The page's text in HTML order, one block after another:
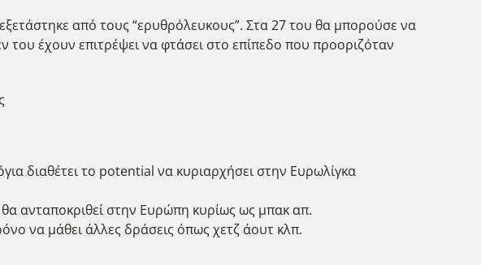
από τους “ερυθρόλευκους”. Στα 27 του θα μπορούσε να
έχουν επιτρέψει να φτάσει στο επίπεδο που προοριζόταν
διαθέτει το potential να κυριαρχήσει στην Ευρωλίγκα
ανταποκριθεί στην Ευρώπη κυρίως ως μπακ απ.
να μάθει άλλες δράσεις όπως χετζ άουτ κλπ.